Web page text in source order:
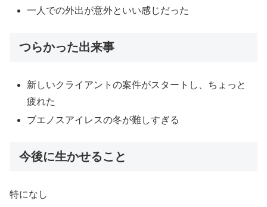
一人での外出が意外といい感じだった
つらかった出来事
新しいクライアントの案件がスタートし、ちょっと
疲れた
ブエノスアイレスの冬が難しすぎる
今後に生かせること
特になし